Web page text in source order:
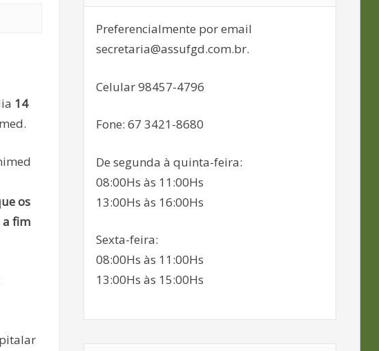
14
os
a fim
Preferencialmente por email
secretaria@assufgd.com.br.
Celular 98457-4796
Fone: 67 3421-8680
De segunda à quinta-feira:
08:00Hs às 11:00Hs
13:00Hs às 16:00Hs
Sexta-feira:
08:00Hs às 11:00Hs
13:00Hs às 15:00Hs